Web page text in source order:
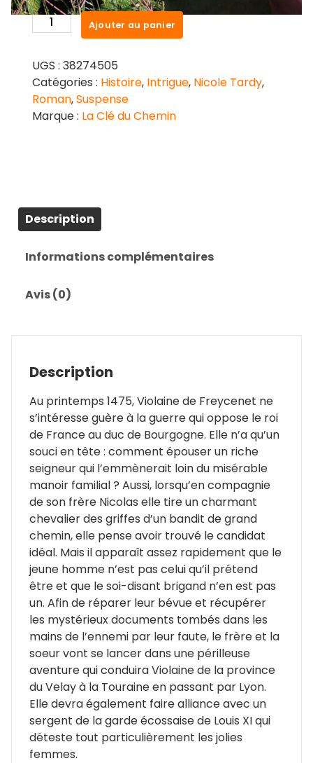
quantité
de
blason
à
redorer
Ajouter au panier
UGS : 38274505
Catégories : Histoire, Intrigue, Nicole Tardy,
Roman,Suspense
Marque : La Clé du Chemin
Description
Informations complémentaires
Avis (0)
Description
Au printemps 1475, Violaine de Freycenet ne
s’intéresse guère à la guerre qui oppose le roi
de France au duc de Bourgogne. Elle n’a qu’un
souci en tête : comment épouser un riche
seigneur qui l’emmènerait loin du misérable
manoir familial ? Aussi, lorsqu’en compagnie
de son frère Nicolas elle tire un charmant
chevalier des griffes d’un bandit de grand
chemin, elle pense avoir trouvé le candidat
idéal. Mais il apparaît assez rapidement que le
jeune homme n’est pas celui qu’il prétend
être et que le soi-disant brigand n’en est pas
un. Afin de réparer leur bévue et récupérer
les mystérieux documents tombés dans les
mains de l’ennemi par leur faute, le frère et la
soeur vont se lancer dans une périlleuse
aventure qui conduira Violaine de la province
du Velay à la Touraine en passant par Lyon.
Elle devra également faire alliance avec un
sergent de la garde écossaise de Louis XI qui
déteste tout particulièrement les jolies
femmes.